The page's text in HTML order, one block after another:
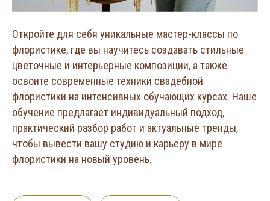
Откройте для себя уникальные мастер-классы по
флористике, где вы научитесь создавать стильные
цветочные и интерьерные композиции, а также
освоите современные техники свадебной
флористики на интенсивных обучающих курсах. Наше
обучение предлагает индивидуальный подход,
практический разбор работ и актуальные тренды,
чтобы вывести вашу студию и карьеру в мире
флористики на новый уровень.